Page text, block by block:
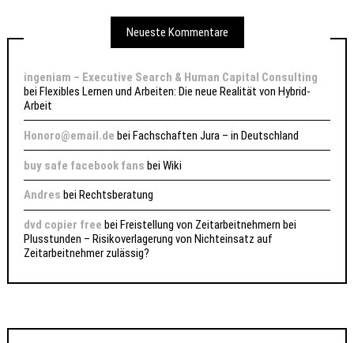
Neueste Kommentare
ingeniam – Executive Search & Human Capital Consulting
beiFlexibles Lernen und Arbeiten: Die neue Realität von Hybrid-
Arbeit
Honoro@email.de beiFachschaften Jura – in Deutschland
buy safe facebook fans beiWiki
Andres beiRechtsberatung
dvd copier free beiFreistellung von Zeitarbeitnehmern bei
Plusstunden – Risikoverlagerung von Nichteinsatz auf
Zeitarbeitnehmer zulässig?